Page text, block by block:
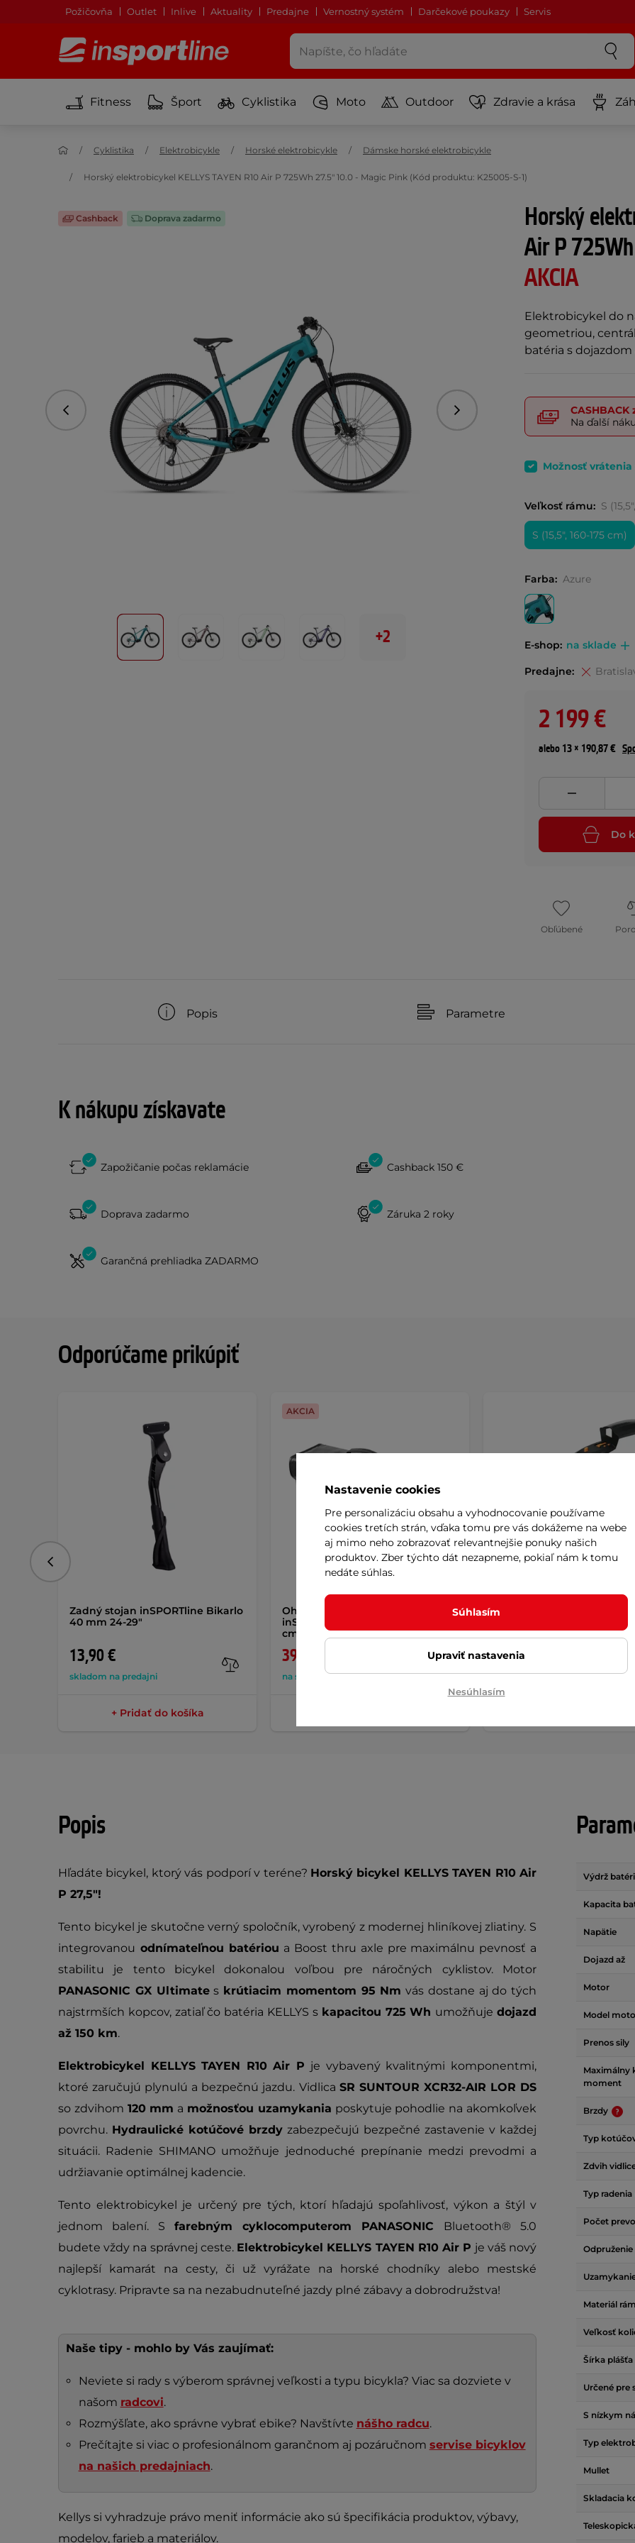
Požičovňa Outlet Inlive Aktuality Predajne Vernostný systém Darčekové poukazy Servis
Fitness Šport Cyklistika Moto Outdoor Zdravie a krása
Cyklistika Elektrobicykle Horské elektrobicykle Dámske horské elektrobicykle
Horský elektrobicykel KELLYS TAYEN R10 Air P 725Wh 27.5" 10.0 - Magic Pink (Kód produktu: K25005-S-1)
Horský
Air P
AKCIA
Elektrobicykel do
geometriou,
batéria s dojazdom
Cashback Doprava zadarmo
Predchádzajúce Nasledujúce
+2
CASHBACK
Na ďalší
Možnosť
Veľkosť rámu: S
S (15,5", 160-175 cm)
Farba: Azure
E-shop: na sklade
Predajne:
2 199 €
alebo 13 × 190,87 €
Do
Obľúbené
Popis Parametre
K nákupu získavate
Zapožičanie počas reklamácie Cashback 150 €
Doprava zadarmo Záruka 2 roky
Garančná prehliadka ZADARMO
Odporúčame prikúpiť
Zadný stojan inSPORTline Bikarlo
40 mm 24-29"
13,90 €
skladom na predajni
+ Pridať do košíka
Ohňovzdorný obal na batérie
inSPORTline Batexpro 50x16x16
cm
AKCIA
39,90 €
na sklade
AKCIA
Predný blatník na bicykel
Shockblade II 27,5+", 28",
3,0" do stĺpika vidlice
25,90 €
na sklade
Predchádzajúce
Popis
Hľadáte bicykel, ktorý vás podporí v teréne? Horský bicykel KELLYS TAYEN R10 Air
P 27,5"!
Tento bicykel je skutočne verný spoločník, vyrobený z modernej hliníkovej zliatiny. S
integrovanou odnímateľnou batériou a Boost thru axle pre maximálnu pevnosť a
stabilitu je tento bicykel dokonalou voľbou pre náročných cyklistov. Motor
PANASONIC GX Ultimates krútiacim momentom 95 Nm vás dostane aj do tých
najstrmších kopcov, zatiaľ čo batéria KELLYS s kapacitou 725 Wh umožňujedojazd
až 150 km.
Elektrobicykel KELLYS TAYEN R10 Air P je vybavený kvalitnými komponentmi,
ktoré zaručujú plynulú a bezpečnú jazdu. Vidlica SR SUNTOUR XCR32-AIR LOR DS
so zdvihom 120 mm a možnosťou uzamykania poskytuje pohodlie na akomkoľvek
povrchu. Hydraulické kotúčové brzdy zabezpečujú bezpečné zastavenie v každej
situácii. Radenie SHIMANO umožňuje jednoduché prepínanie medzi prevodmi a
udržiavanie optimálnej kadencie.
Tento elektrobicykel je určený pre tých, ktorí hľadajú spoľahlivosť, výkon a štýl v
jednom balení. S farebným cyklocomputerom PANASONIC
Bluetooth® 5.0
budete vždy na správnej ceste. Elektrobicykel KELLYS TAYEN R10 Air P je váš nový
najlepší kamarát na cesty, či už vyrážate na horské chodníky alebo mestské
cyklotrasy. Pripravte sa na nezabudnuteľné jazdy plné zábavy a dobrodružstva!
Naše tipy - mohlo by Vás zaujímať:
Neviete si rady s výberom správnej veľkosti a typu bicykla? Viac sa dozviete v
našom radcovi.
Rozmýšľate, ako správne vybrať ebike? Navštívte nášho radcu.
Prečítajte si viac o profesionálnom garančnom aj pozáručnom servise bicyklov
na našich predajniach.
Kellys si vyhradzuje právo meniť informácie ako sú špecifikácia produktov, výbavy,
modelov, farieb a materiálov.
Výdrž
Kapacita
Napätie
Dojazd až
Motor
Model
Prenos sily
Maximálny
moment
Brzdy
Typ
Zdvih
Typ radenia
Počet
Odpruženie
Materiál
Veľkosť
Šírka plášťa
Určené pre
S nízkym
Typ
Mullet
Skladacia
Nastavenie cookies
Pre personalizáciu obsahu a vyhodnocovanie používame
cookies tretích strán, vďaka tomu pre vás dokážeme na webe
aj mimo neho zobrazovať relevantnejšie ponuky našich
produktov. Zber týchto dát nezapneme, pokiaľ nám k tomu
nedáte súhlas.
Súhlasím
Upraviť nastavenia
Nesúhlasím